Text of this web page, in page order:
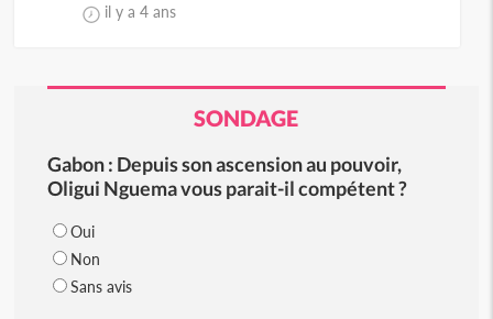
il y a 4 ans
SONDAGE
Gabon : Depuis son ascension au pouvoir,
Oligui Nguema vous parait-il compétent ?
Oui
Non
Sans avis